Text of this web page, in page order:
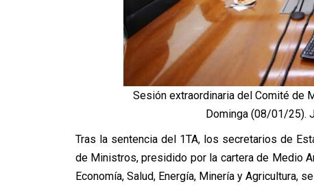
Sesión extraordinaria del Comité de
Dominga (08/01/25).
Tras la sentencia del 1TA, los secretarios de
de Ministros, presidido por la cartera de Medio
Economía, Salud, Energía, Minería y Agricultura, se